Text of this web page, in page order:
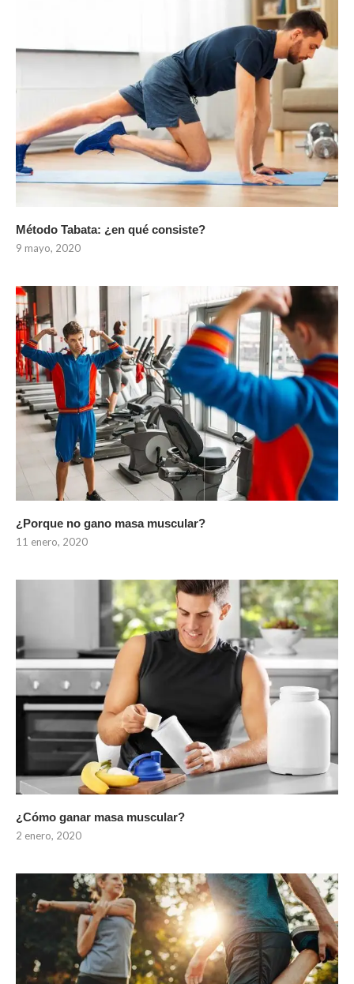
Método Tabata: ¿en qué consiste?
9 mayo, 2020
¿Porque no gano masa muscular?
11 enero, 2020
¿Cómo ganar masa muscular?
2 enero, 2020